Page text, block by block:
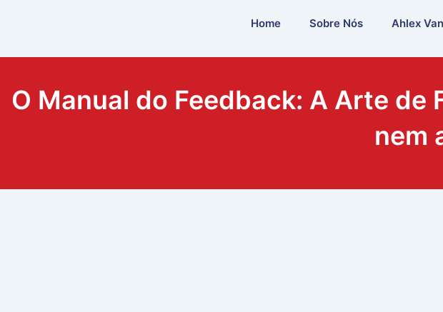
Home Sobre Nós Ahlex
O Manual do Feedback: A Arte de
nem